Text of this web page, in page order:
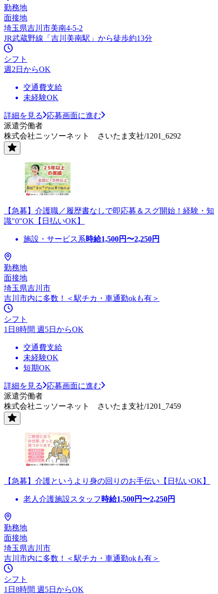
勤務地
面接地
埼玉県吉川市美南4-5-2
JR武蔵野線「吉川美南駅」から徒歩約13分
シフト
週2日からOK
交通費支給
未経験OK
詳細を見る
応募画面に進む
派遣労働者
株式会社ニッソーネット さいたま支社/1201_6292
【急募】介護職／履歴書なしで即応募＆スグ開始！経験・知
識"0"OK【日払いOK】
施設・サービス系時給1,500円〜2,250円
勤務地
面接地
埼玉県吉川市
吉川市内に多数！＜駅チカ・車通勤okも有＞
シフト
1日8時間 週5日からOK
交通費支給
未経験OK
短期OK
詳細を見る
応募画面に進む
派遣労働者
株式会社ニッソーネット さいたま支社/1201_7459
【急募】介護というより身の回りのお手伝い【日払いOK】
老人介護施設スタッフ 時給1,500円〜2,250円
勤務地
面接地
埼玉県吉川市
吉川市内に多数！＜駅チカ・車通勤okも有＞
シフト
1日8時間 週5日からOK